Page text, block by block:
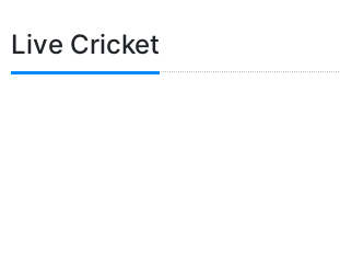
Live Cricket